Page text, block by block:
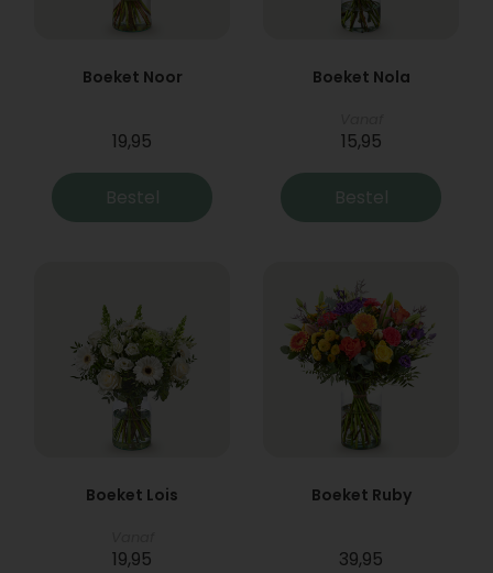
Boeket Noor
19,95
Bestel
Boeket Nola
15,95
Bestel
Boeket Lois
19,95
Boeket Ruby
39,95